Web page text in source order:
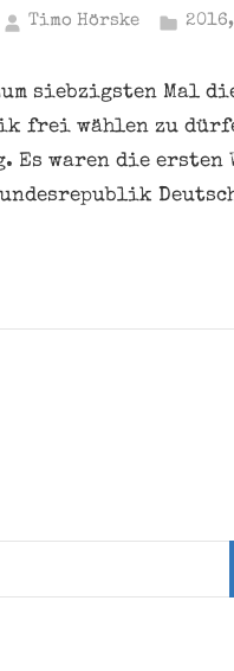
Timo Hörske 2016,
siebzigsten Mal
frei wählen zu
waren die ersten